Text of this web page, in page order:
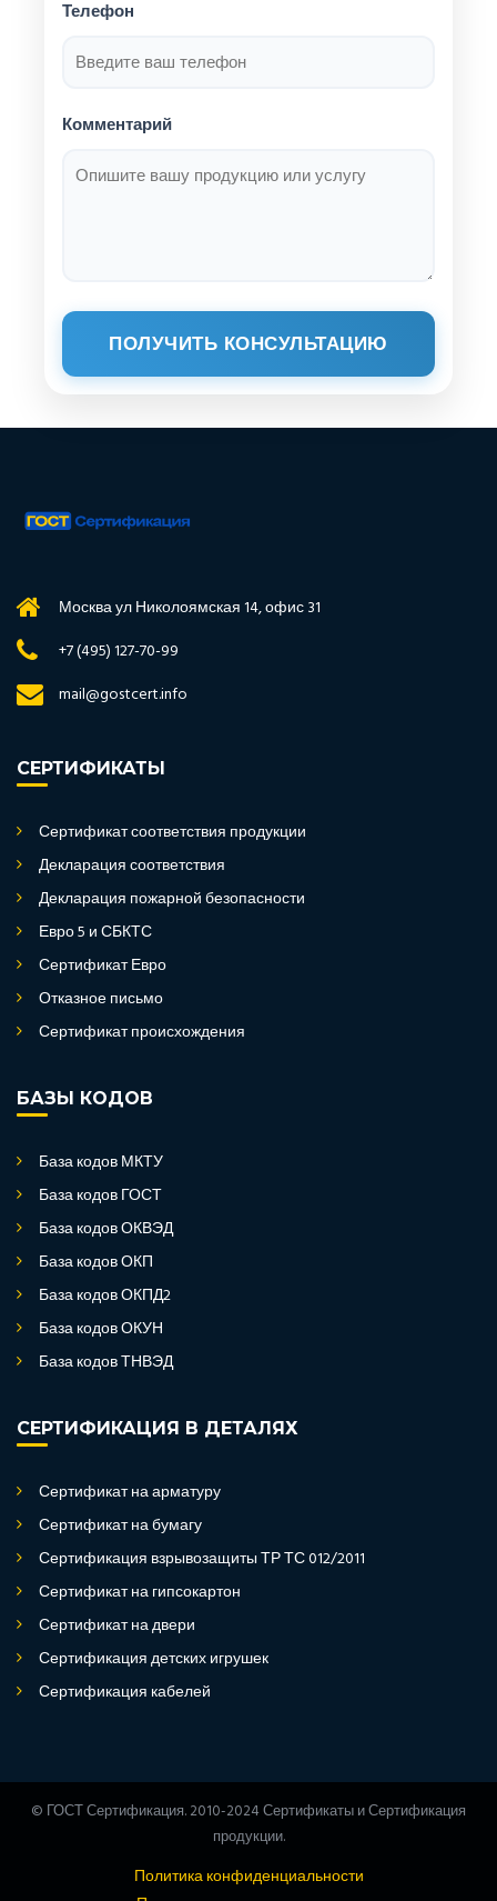
Телефон
Комментарий
ПОЛУЧИТЬ КОНСУЛЬТАЦИЮ
Москва ул Николоямская 14, офис 31
+7 (495) 127-70-99
mail@gostcert.info
СЕРТИФИКАТЫ
Сертификат соответствия продукции
Декларация соответствия
Декларация пожарной безопасности
Евро 5 и СБКТС
Сертификат Евро
Отказное письмо
Сертификат происхождения
БАЗЫ КОДОВ
База кодов МКТУ
База кодов ГОСТ
База кодов ОКВЭД
База кодов ОКП
База кодов ОКПД2
База кодов ОКУН
База кодов ТНВЭД
СЕРТИФИКАЦИЯ В ДЕТАЛЯХ
Сертификат на арматуру
Сертификат на бумагу
Сертификация взрывозащиты ТР ТС 012/2011
Сертификат на гипсокартон
Сертификат на двери
Сертификация детских игрушек
Сертификация кабелей
© ГОСТ Сертификация. 2010-2024 Сертификаты и Сертификация
продукции.
Политика конфиденциальности